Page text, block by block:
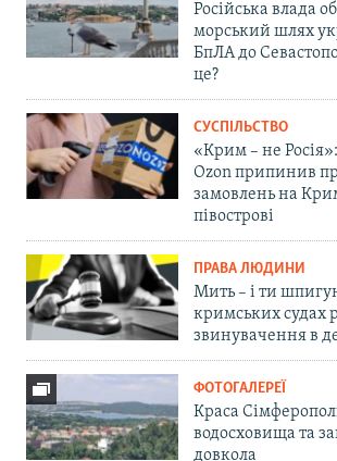
Російська влада
морський шлях
БпЛА до
це?
СУСПІЛЬСТВО
«Крим – не
Ozon припинив
замовлень на
півострові
ПРАВА ЛЮДИНИ
Мить – і ти
кримських судах
звинувачення в
ФОТОГАЛЕРЕЇ
Краса
водосховища та
довкола